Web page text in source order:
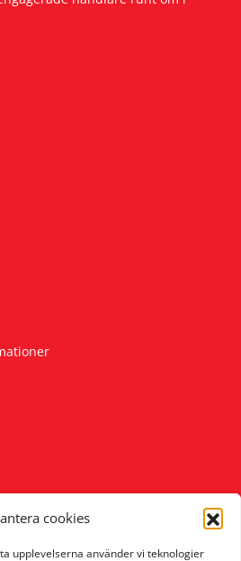
cookies
upplevelserna använder vi teknologier